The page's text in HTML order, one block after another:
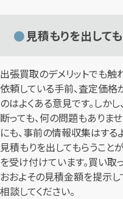
見積もりを出して
出張買取のデメリットでも
依頼している手前、査定価格
のはよくある意見です。しか
断っても、何の問題もありま
にも、事前の情報収集はする
見積もりを出してもらうこと
を受け付けています。買い取
おおよその見積金額を提示し
相談してください。